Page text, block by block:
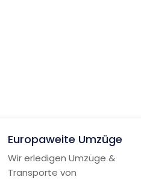
Europaweite Umzüge
Wir erledigen Umzüge &
Transporte von